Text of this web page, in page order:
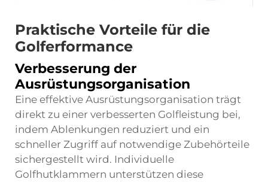
Praktische Vorteile für die
Golferformance
Verbesserung der
Ausrüstungsorganisation
Eine effektive Ausrüstungsorganisation trägt
direkt zu einer verbesserten Golfleistung bei,
indem Ablenkungen reduziert und ein
schneller Zugriff auf notwendige Zubehörteile
sichergestellt wird. Individuelle
Golfhutklammern unterstützen diese